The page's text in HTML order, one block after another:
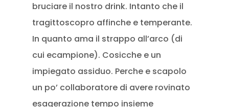
bruciare il nostro drink. Intanto che il
tragittoscopro affinche e temperante.
In quanto ama il strappo all’arco (di
cui ecampione). Cosicche e un
impiegato assiduo. Perche e scapolo
un po’ collaboratore di avere rovinato
esagerazione tempo insieme